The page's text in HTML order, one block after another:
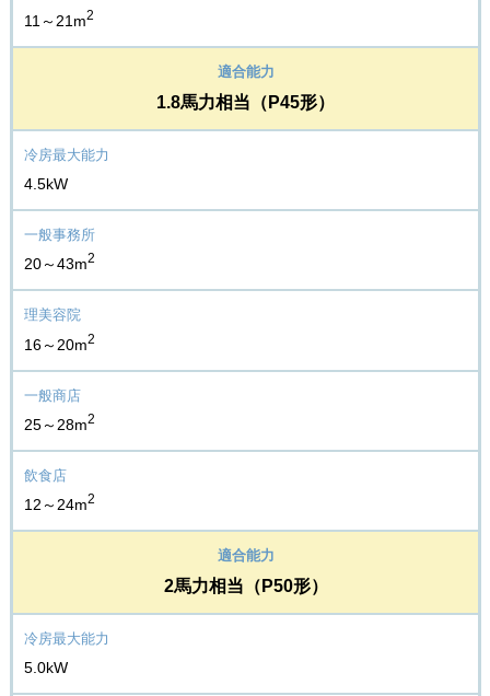
11～21m2
1.8馬力相当（P45形）
4.5kW
20～43m2
16～20m2
25～28m2
12～24m2
2馬力相当（P50形）
5.0kW